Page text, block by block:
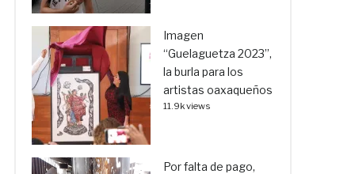
Imagen
“Guelaguetza 2023”,
la burla para los
artistas oaxaqueños
11.9k views
Por falta de pago,